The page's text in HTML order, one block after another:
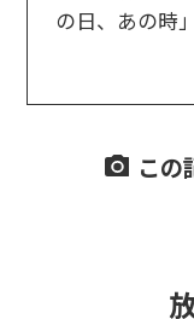
の日、あの時
この